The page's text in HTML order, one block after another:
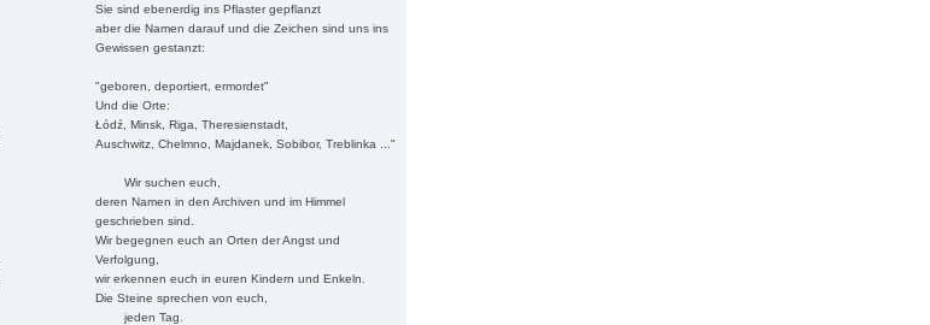
Sie sind ebenerdig ins Pflaster gepflanzt
aber die Namen darauf und die Zeichen sind uns ins
Gewissen gestanzt:
"geboren, deportiert, ermordet"
Und die Orte:
Łódź, Minsk, Riga, Theresienstadt,
Auschwitz, Chelmno, Majdanek, Sobibor, Treblinka ..."
Wir suchen euch,
deren Namen in den Archiven und im Himmel
geschrieben sind.
Wir begegnen euch an Orten der Angst und
Verfolgung,
wir erkennen euch in euren Kindern und Enkeln.
Die Steine sprechen von euch,
jeden Tag.